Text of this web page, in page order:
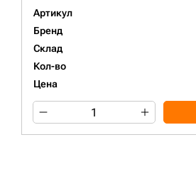
Артикул
Бренд
Склад
Кол-во
Цена